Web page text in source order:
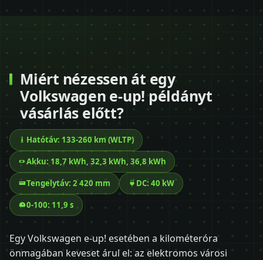
Miért nézessen át egy
Volkswagen e-up! példányt
vásárlás előtt?
Hatótáv: 133-260 km (WLTP)
Akku: 18,7 kWh, 32,3 kWh, 36,8 kWh
Tengelytáv: 2 420 mm DC: 40 kW
0-100: 11,9 s
Egy Volkswagen e-up! esetében a kilométeróra
önmagában keveset árul el: az elektromos városi